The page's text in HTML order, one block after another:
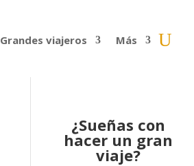
Grandes viajeros Más
¿Sueñas con
hacer un gran
viaje?